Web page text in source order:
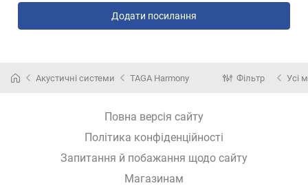
Додати посилання
Акустичні системи TAGA Harmony Фільтр Усі
Повна версія сайту
Політика конфіденційності
Запитання й побажання щодо сайту
Магазинам